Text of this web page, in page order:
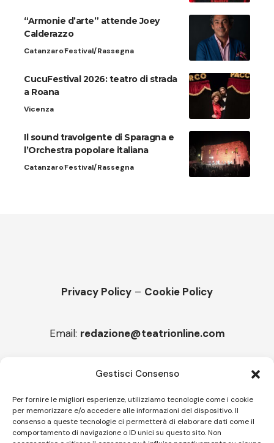
Gestisci Consenso
Per fornire le migliori esperienze, utilizziamo tecnologie come i cookie
per memorizzare e/o accedere alle informazioni del dispositivo. Il
consenso a queste tecnologie ci permetterà di elaborare dati come il
comportamento di navigazione o ID unici su questo sito. Non
“Armonie d’arte” attende Joey
Calderazzo
CatanzaroFestival/Rassegna
CucuFestival 2026: teatro di strada
a Roana
Vicenza
Il sound travolgente di Sparagna e
l’Orchestra popolare italiana
CatanzaroFestival/Rassegna
Privacy Policy – Cookie Policy
Email: redazione@teatrionline.com
“Armonie d’arte” attende Joey Calderazzo